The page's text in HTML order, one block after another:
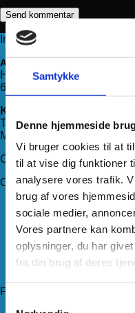
Samtykke
Denne hjemmeside
Vi bruger cookies til at
til at vise dig funktioner
analysere vores trafik.
brug af vores
sociale medier,
Vores partnere kan
oplysninger, du har
fra din brug af deres
Information
Adresse
Haderslevvej 78, st.
6200 Aabenraa
Kontakt os
Telefon:71 99 75 88
Mail:
CVR: 33994680
Om Hjemmeudstyr
Om os
Handelsbetingelser
Levering
Kundeservice
Returnering
Privatlivspolitik
Følg os